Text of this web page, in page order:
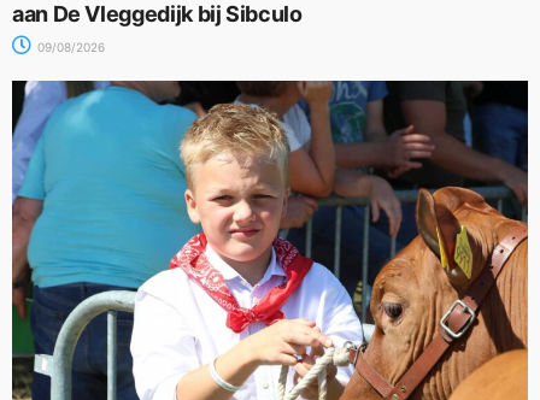
aan De Vleggedijk bij Sibculo
09/08/2026